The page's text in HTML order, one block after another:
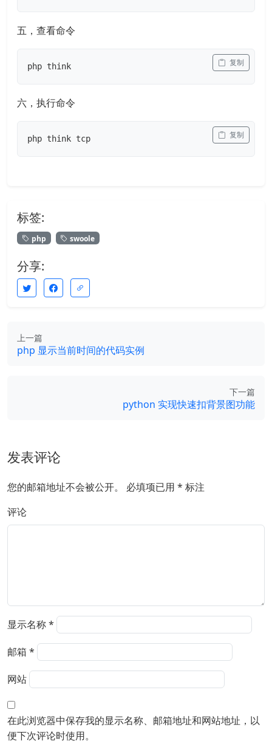
五，查看命令
php think 复制
六，执行命令
php think tcp 复制
标签:
php swoole
分享:
上一篇
php 显示当前时间的代码实例
下一篇
python 实现快速扣背景图功能
发表评论
您的邮箱地址不会被公开。 必填项已用 * 标注
评论
显示名称*
邮箱 *
网站
在此浏览器中保存我的显示名称、邮箱地址和网站地址，以
便下次评论时使用。